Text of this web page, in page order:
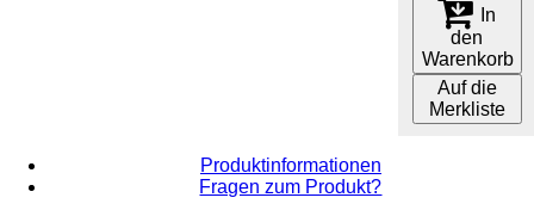
In
den
Warenkorb
Auf die
Merkliste
Produktinformationen
Fragen zum Produkt?